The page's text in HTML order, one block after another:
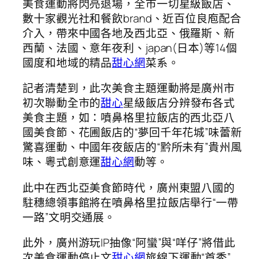
美食運動將閃亮退場，全市一切星級飯店、
數十家觀光社和餐飲brand、近百位良庖配合
介入，帶來中國各地及西北亞、俄羅斯、新
西蘭、法國、意年夜利、japan(日本)等14個
國度和地域的精品甜心網菜系。
記者清楚到，此次美食主題運動將是廣州市
初次聯動全市的甜心星級飯店分辨發布各式
美食主題，如：噴鼻格里拉飯店的西北亞八
國美食節、花圃飯店的“夢回千年花城”味蕾新
驚喜運動、中國年夜飯店的“黔所未有”貴州風
味、粵式創意運甜心網動等。
此中在西北亞美食節時代，廣州東盟八國的
駐穗總領事館將在噴鼻格里拉飯店舉行“一帶
一路”文明交通展。
此外，廣州游玩IP抽像“阿蠻”與“咩仔”將借此